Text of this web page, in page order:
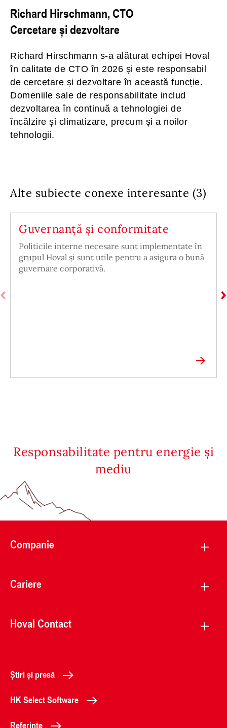
Richard Hirschmann, CTO
Cercetare și dezvoltare
Richard Hirschmann s-a alăturat echipei Hoval
în calitate de CTO în 2026 și este responsabil
de cercetare și dezvoltare în această funcție.
Domeniile sale de responsabilitate includ
dezvoltarea în continuă a tehnologiei de
încălzire și climatizare, precum și a noilor
tehnologii.
Alte subiecte conexe interesante (3)
Guvernanță și conformitate
Politicile interne necesare sunt implementate în
grupul Hoval și sunt utile pentru a asigura o bună
guvernare corporativă.
Responsabilitate pentru energie și
mediu
Companie
Cariere
Hoval Contact
Știri și presă
HK Select Software
Referințe